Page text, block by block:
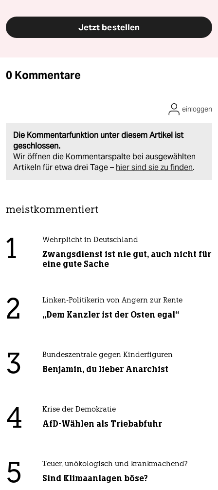
Jetzt bestellen
0 Kommentare
Die Kommentarfunktion unter diesem Artikel ist
geschlossen.
Wir öffnen die Kommentarspalte bei ausgewählten
Artikeln für etwa drei Tage – hier sind sie zu finden.
einloggen
meistkommentiert
1 Wehrplicht in Deutschland
Zwangsdienst ist nie gut, auch nicht für
eine gute Sache
2 Linken-Politikerin von Angern zur Rente
„Dem Kanzler ist der Osten egal“
3 Bundeszentrale gegen Kinderfiguren
Benjamin, du lieber Anarchist
4 Krise der Demokratie
AfD-Wählen als Triebabfuhr
5 Teuer, unökologisch und krankmachend?
Sind Klimaanlagen böse?